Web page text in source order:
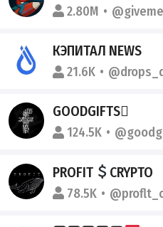
2.80M
КЭПИТАЛ NEWS
21.6K
GOODGIFTS🫟
124.5K
PROFIT CRYPTO
78.5K